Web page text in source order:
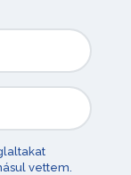
vettem.